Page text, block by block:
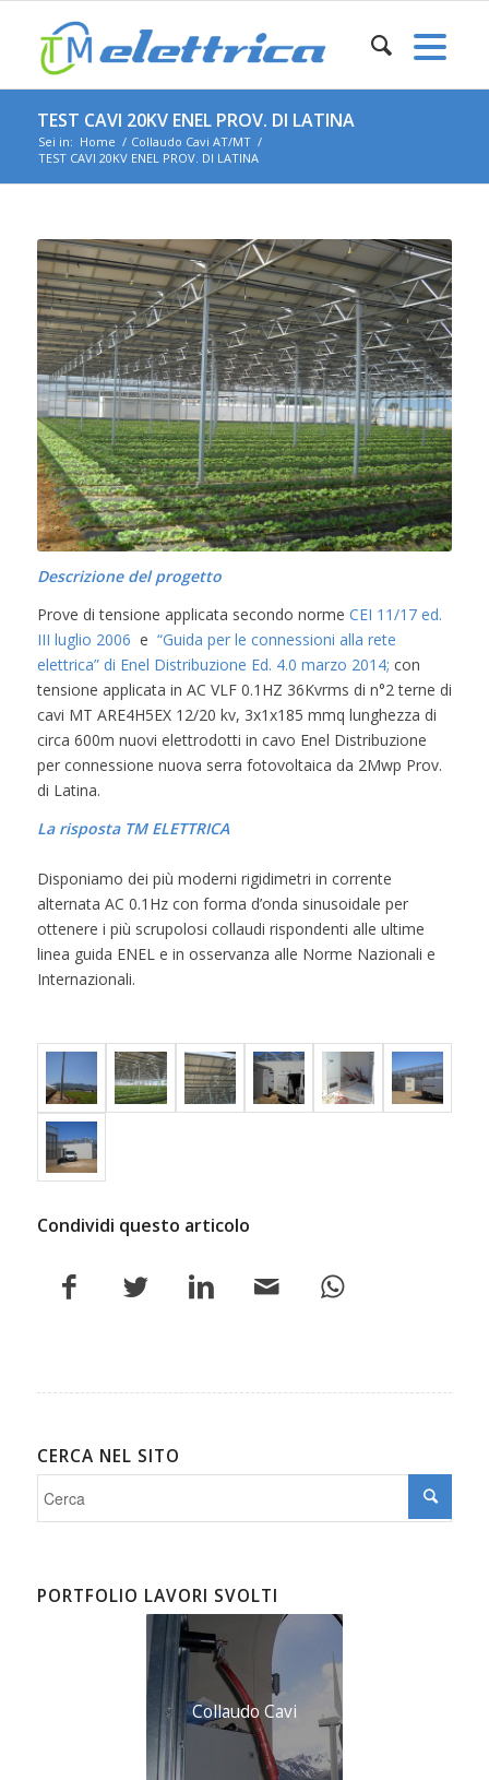
TEST CAVI 20KV ENEL PROV. DI LATINA
Sei in: Home / Collaudo Cavi AT/MT /
TEST CAVI 20KV ENEL PROV. DI LATINA
Descrizione del progetto
Prove di tensione applicata secondo norme CEI 11/17 ed.
III luglio 2006 e “Guida per le connessioni alla rete
elettrica” di Enel Distribuzione Ed. 4.0 marzo 2014; con
tensione applicata in AC VLF 0.1HZ 36Kvrms di n°2 terne di
cavi MT ARE4H5EX 12/20 kv, 3x1x185 mmq lunghezza di
circa 600m nuovi elettrodotti in cavo Enel Distribuzione
per connessione nuova serra fotovoltaica da 2Mwp Prov.
di Latina.
La risposta TM ELETTRICA
Disponiamo dei più moderni rigidimetri in corrente
alternata AC 0.1Hz con forma d’onda sinusoidale per
ottenere i più scrupolosi collaudi rispondenti alle ultime
linea guida ENEL e in osservanza alle Norme Nazionali e
Internazionali.
Condividi questo articolo
CERCA NEL SITO
PORTFOLIO LAVORI SVOLTI
Collaudo Cavi